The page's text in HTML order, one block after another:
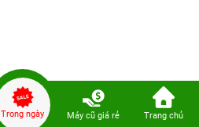
Trong ngày Máy cũ giá rẻ Trang chủ